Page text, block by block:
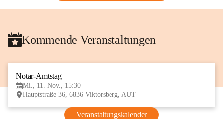
Kommende Veranstaltungen
Notar-Amtstag
Mi., 11. Nov., 15:30
Hauptstraße 36, 6836 Viktorsberg, AUT
Veranstaltungskalender